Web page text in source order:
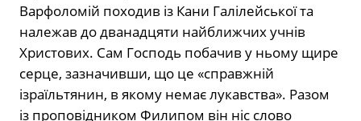
Варфоломій походив із Кани Галілейської та
належав до дванадцяти найближчих учнів
Христових. Сам Господь побачив у ньому щире
серце, зазначивши, що це «справжній
ізраїльтянин, в якому немає лукавства». Разом
із проповідником Филипом він ніс слово